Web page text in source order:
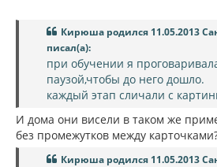
Кирюша родился 11.05.2013
писал(а):
при обучении я
паузой,чтобы до него дошло.
каждый этап сличали с
И дома они висели в таком же
без промежутков между
Кирюша родился 11.05.2013